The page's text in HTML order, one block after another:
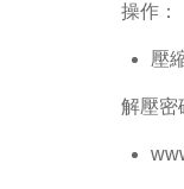
操作：
壓
解壓密